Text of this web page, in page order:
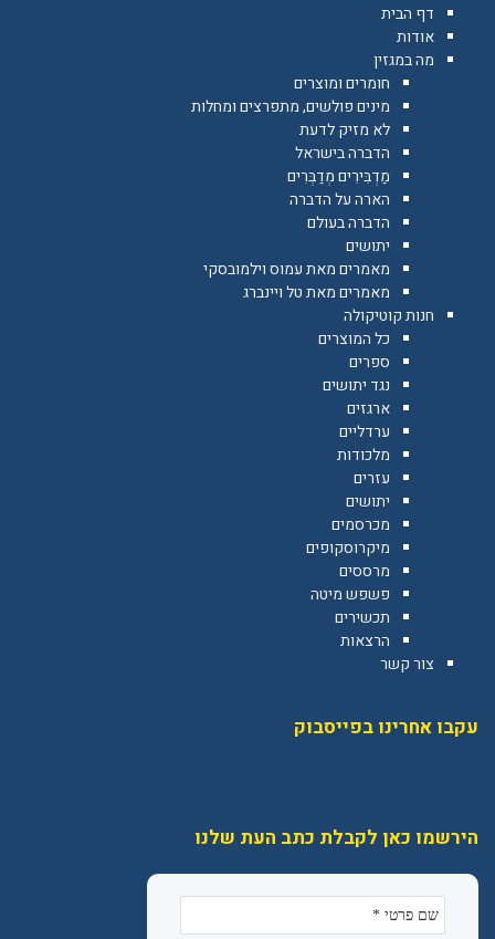
דף הבית
אודות
מה במגזין
חומרים ומוצרים
מינים פולשים, מתפרצים ומחלות
לא מזיק לדעת
הדברה בישראל
מַדְבִּירִים מְדַבְּרִים
הארה על הדברה
הדברה בעולם
יתושים
מאמרים מאת עמוס וילמובסקי
מאמרים מאת טל ויינברג
חנות קוטיקולה
כל המוצרים
ספרים
נגד יתושים
ארגזים
ערדליים
מלכודות
עזרים
יתושים
מכרסמים
מיקרוסקופים
מרססים
פשפש מיטה
תכשירים
הרצאות
צור קשר
עקבו אחרינו בפייסבוק
הירשמו כאן לקבלת כתב העת שלנו